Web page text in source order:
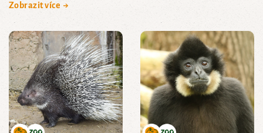
Zobrazit více →